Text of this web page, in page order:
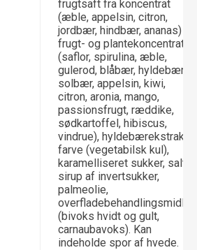
frugtsaft fra koncentrat
(æble, appelsin, citron,
jordbær, hindbær, ananas)
frugt- og plantekoncentrater
(saflor, spirulina, æble,
gulerod, blåbær, hyldebær,
solbær, appelsin, kiwi,
citron, aronia, mango,
passionsfrugt, ræddike,
sødkartoffel, hibiscus,
vindrue), hyldebærekstrakt,
farve (vegetabilsk kul),
karamelliseret sukker, salt,
sirup af invertsukker,
palmeolie,
overfladebehandlingsmidler
(bivoks hvidt og gult,
carnaubavoks). Kan
indeholde spor af hvede.